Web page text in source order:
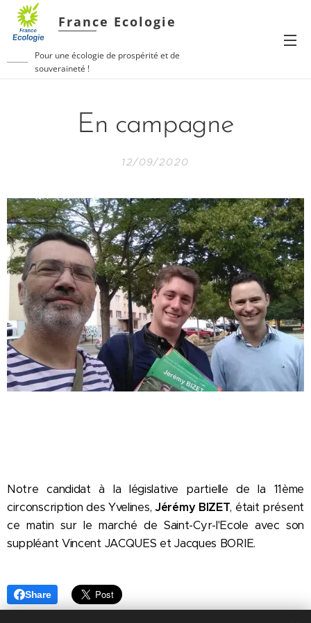
France Ecologie
Pour une écologie de prospérité et de
souveraineté !
En campagne
12/09/2020
Notre candidat à la législative partielle de la 11ème
circonscription des Yvelines,Jérémy BIZET, était présent
ce matin sur le marché de Saint-Cyr-l'Ecole avec son
suppléant Vincent JACQUES et Jacques BORIE.
Share